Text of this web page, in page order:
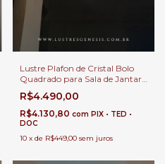
Lustre Plafon de Cristal Bolo
Quadrado para Sala de Jantar
e Quartos
R$4.490,00
R$4.130,80 com PIX • TED •
DOC
10 x de R$449,00 sem juros